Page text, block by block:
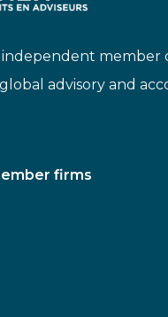
independent member
advisory and
firms